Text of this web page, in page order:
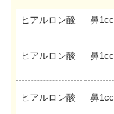
ヒアルロン酸 鼻1cc
ヒアルロン酸 鼻1cc
ヒアルロン酸 鼻1cc